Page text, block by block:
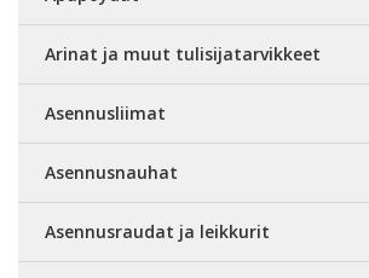
Arinat ja muut tulisijatarvikkeet
Asennusliimat
Asennusnauhat
Asennusraudat ja leikkurit